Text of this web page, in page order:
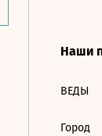
Наши
ВЕДЫ
Город